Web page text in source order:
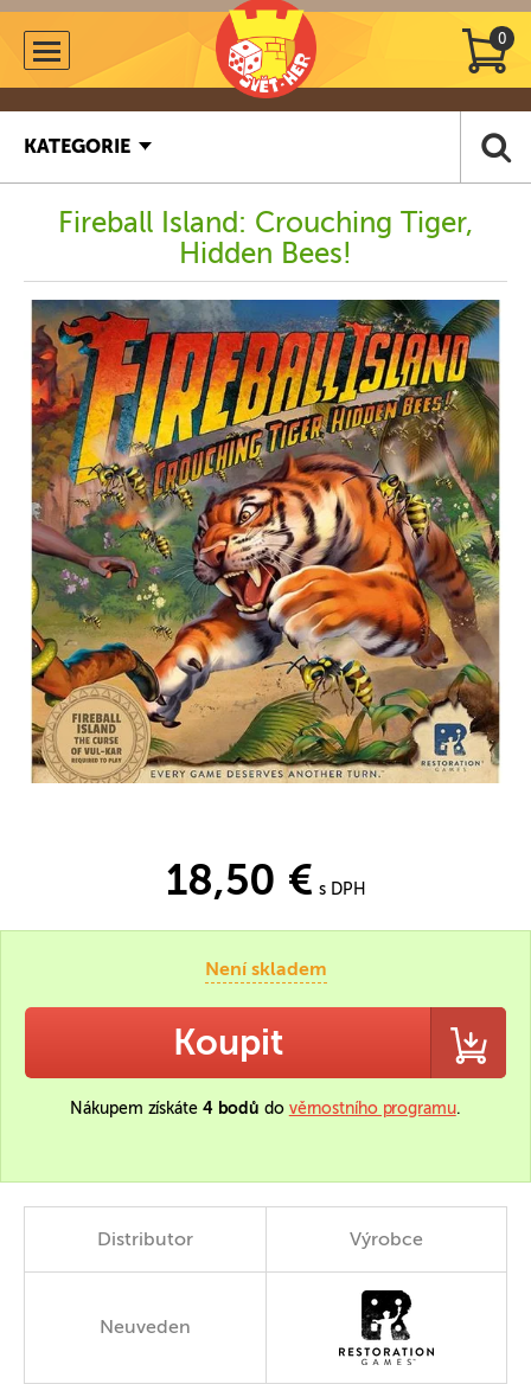
0
KATEGORIE
Fireball Island: Crouching Tiger,
Hidden Bees!
18,50 € s DPH
Není skladem
Koupit
Nákupem získáte 4 bodů do věrnostního programu.
Distributor Výrobce
Neuveden